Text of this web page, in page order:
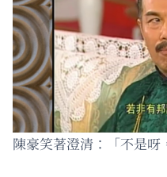
陳豪笑著澄清：「不是呀